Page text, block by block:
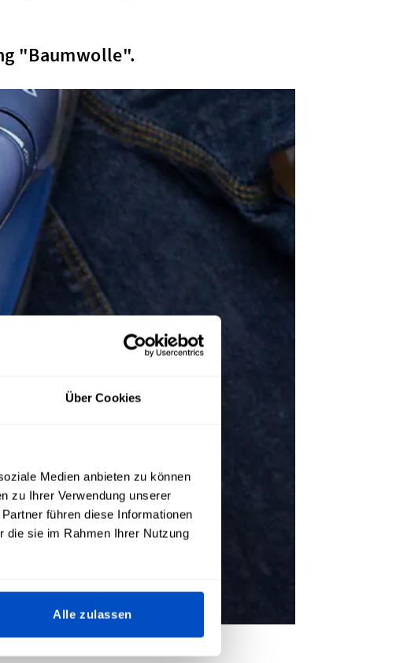
Über Cookies
Medien anbieten zu können
zu Ihrer Verwendung unserer
führen diese Informationen
die sie im Rahmen Ihrer Nutzung
Alle zulassen
"Baumwolle".